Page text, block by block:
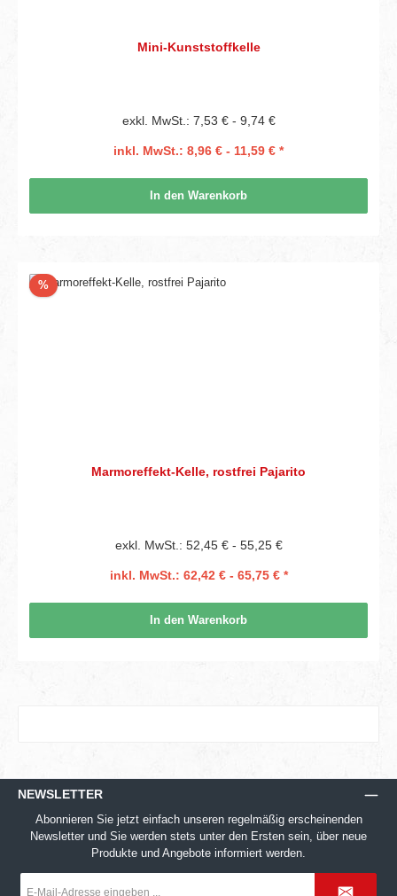
Mini-Kunststoffkelle
exkl. MwSt.: 7,53 € - 9,74 €
inkl. MwSt.: 8,96 € - 11,59 € *
In den Warenkorb
%Rabatt
Marmoreffekt-Kelle, rostfrei Pajarito
exkl. MwSt.: 52,45 € - 55,25 €
inkl. MwSt.: 62,42 € - 65,75 € *
In den Warenkorb
NEWSLETTER
Abonnieren Sie jetzt einfach unseren regelmäßig erscheinenden
Newsletter und Sie werden stets unter den Ersten sein, über neue
Produkte und Angebote informiert werden.
Mail-